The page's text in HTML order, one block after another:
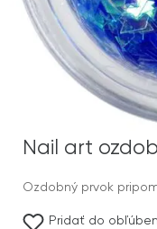
Nail art
Ozdobný prvok
Pridať do